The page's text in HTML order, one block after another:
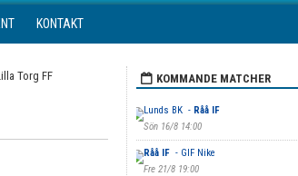
KONTAKT
KOMMANDE MATCHER
Lunds BK - Råå IF
Sön 16/8 14:00
Råå IF - GIF Nike
Fre 21/8 19:00